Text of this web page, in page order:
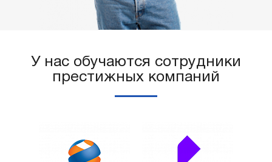
У нас обучаются сотрудники
престижных компаний